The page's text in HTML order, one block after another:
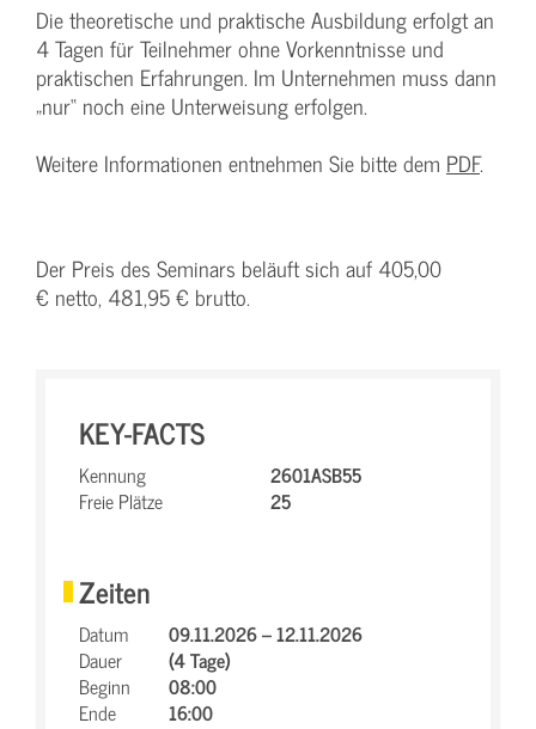
Die theoretische und praktische Ausbildung erfolgt an
4 Tagen für Teilnehmer ohne Vorkenntnisse und
praktischen Erfahrungen. Im Unternehmen muss dann
„nur“ noch eine Unterweisung erfolgen.
Weitere Informationen entnehmen Sie bitte dem PDF.
Der Preis des Seminars beläuft sich auf 405,00
€ netto, 481,95 € brutto.
KEY-FACTS
Kennung
2601ASB55
Freie Plätze
25
Zeiten
Datum
09.11.2026 – 12.11.2026
Dauer
(4 Tage)
Beginn
08:00
Ende
16:00